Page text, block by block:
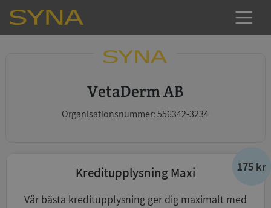
VetaDerm AB
Organisationsnummer: 556342-3234
175 kr
Kreditupplysning Maxi
Vår bästa kreditupplysning ger dig maximalt med